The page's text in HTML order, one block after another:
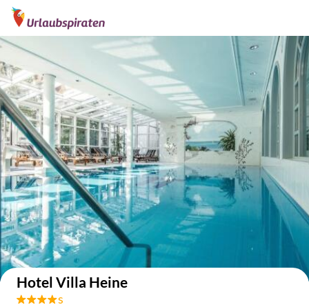
Auf der Karte anzeigen
Hotel Villa Heine
s